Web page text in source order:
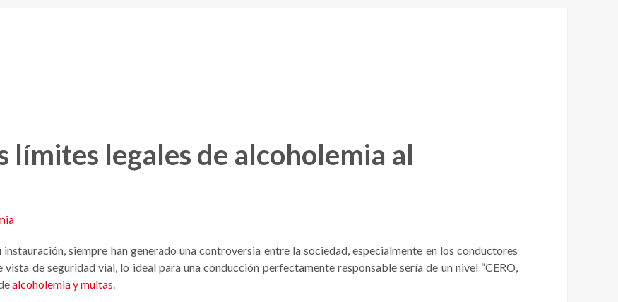
límites legales de alcoholemia al
instauración, siempre han generado una controversia entre la sociedad, especialmente en los conductores
de seguridad vial, lo ideal para una conducción perfectamente responsable sería de un nivel “CERO,
alcoholemia y multas.